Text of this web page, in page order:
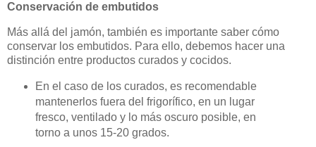
Conservación de embutidos
Más allá del jamón, también es importante saber cómo
conservar los embutidos. Para ello, debemos hacer una
distinción entre productos curados y cocidos.
En el caso de los curados, es recomendable
mantenerlos fuera del frigorífico, en un lugar
fresco, ventilado y lo más oscuro posible, en
torno a unos 15-20 grados.